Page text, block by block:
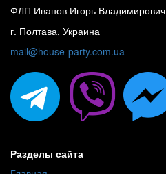
ФЛП Иванов Игорь Владимирович
г. Полтава, Украина
mail@house-party.com.ua
Разделы сайта